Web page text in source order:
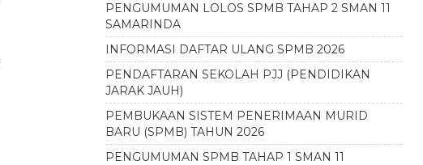
PENGUMUMAN LOLOS SPMB TAHAP 2 SMAN 11
SAMARINDA
INFORMASI DAFTAR ULANG SPMB 2026
PENDAFTARAN SEKOLAH PJJ (PENDIDIKAN
JARAK JAUH)
PEMBUKAAN SISTEM PENERIMAAN MURID
BARU (SPMB) TAHUN 2026
PENGUMUMAN SPMB TAHAP 1 SMAN 11